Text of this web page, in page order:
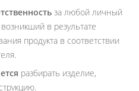
за любой личный
в результате
продукта в соответствии
разбирать изделие,